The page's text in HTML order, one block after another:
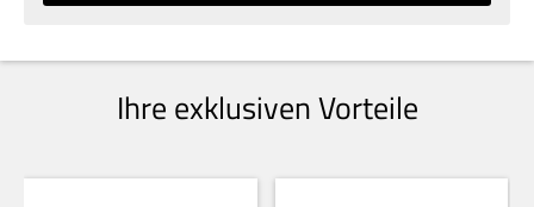
Ihre exklusiven Vorteile